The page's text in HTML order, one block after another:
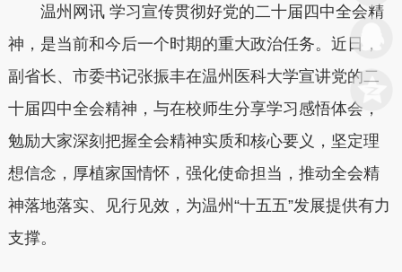
温州网讯 学习宣传贯彻好党的二十届四中全会精
神，是当前和今后一个时期的重大政治任务。近日，
副省长、市委书记张振丰在温州医科大学宣讲党的二
十届四中全会精神，与在校师生分享学习感悟体会，
勉励大家深刻把握全会精神实质和核心要义，坚定理
想信念，厚植家国情怀，强化使命担当，推动全会精
神落地落实、见行见效，为温州“十五五”发展提供有力
支撑。